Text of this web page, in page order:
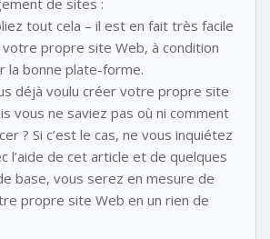
tout cela – il est en fait très facile
propre site Web, à condition
la bonne plate-forme.
déjà voulu créer votre propre site
vous ne saviez pas où ni comment
? Si c’est le cas, ne vous inquiétez
l’aide de cet article et de quelques
base, vous serez en mesure de
propre site Web en un rien de